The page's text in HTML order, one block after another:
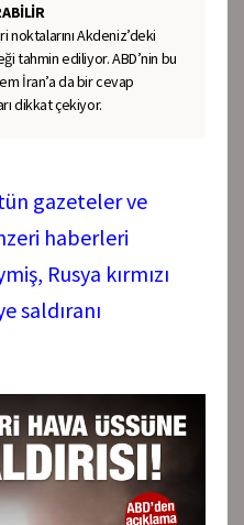
noktalarını Akdeniz’deki
tahmin ediliyor. ABD’nin bu
İran’a da bir cevap
dikkat çekiyor.
gazeteler ve
haberleri
Rusya kırmızı
saldıranı